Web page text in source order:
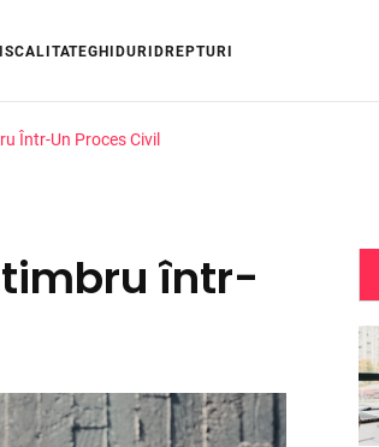
GHIDURI DREPTURI
Într-Un Proces Civil
timbru într-